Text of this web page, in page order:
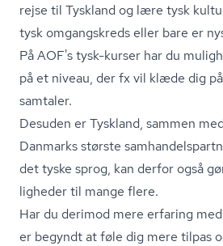
rejse til Tyskland og lære tysk
tysk omgangskreds eller bare er
På AOF's tysk-kurser har du
på et niveau, der fx vil klæde dig
sam­ta­ler.
Desuden er Tyskland, sammen
Danmarks største
det tyske sprog, kan derfor også
lig­he­der til mange flere.
Har du derimod mere erfaring
er begyndt at føle dig mere tilpas